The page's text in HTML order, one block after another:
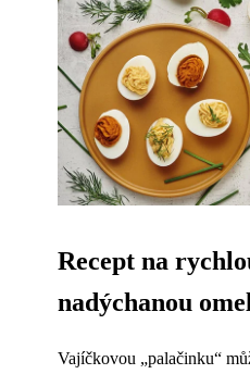
Recept na
nadýchanou
Vajíčkovou „palačinku“